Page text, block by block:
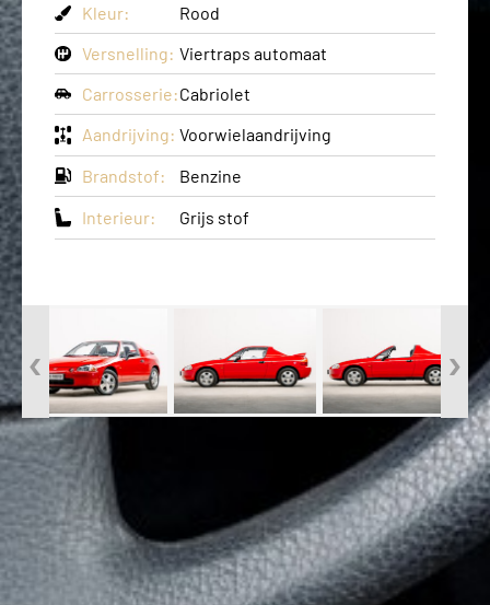
Kleur:
Rood
Versnelling: Viertraps automaat
Carrosserie:Cabriolet
Aandrijving: Voorwielaandrijving
Brandstof:
Benzine
Interieur: Grijs stof
‹ ›